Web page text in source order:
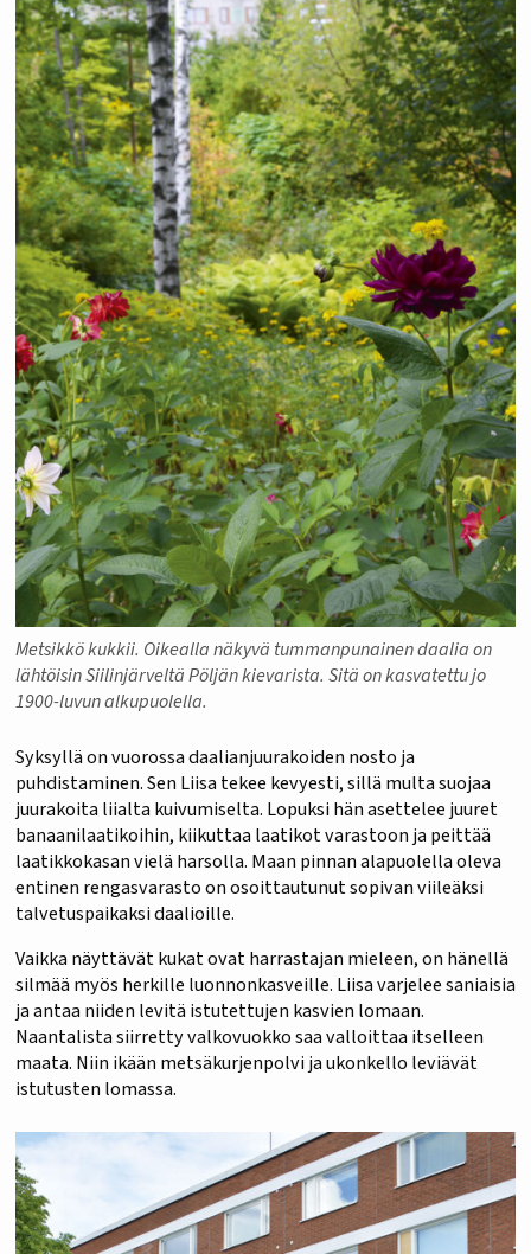
Metsikkö kukkii. Oikealla näkyvä tummanpunainen daalia on
lähtöisin Siilinjärveltä Pöljän kievarista. Sitä on kasvatettu jo
1900-luvun alkupuolella.
Syksyllä on vuorossa daalianjuurakoiden nosto ja
puhdistaminen. Sen Liisa tekee kevyesti, sillä multa suojaa
juurakoita liialta kuivumiselta. Lopuksi hän asettelee juuret
banaanilaatikoihin, kiikuttaa laatikot varastoon ja peittää
laatikkokasan vielä harsolla. Maan pinnan alapuolella oleva
entinen rengasvarasto on osoittautunut sopivan viileäksi
talvetuspaikaksi daalioille.
Vaikka näyttävät kukat ovat harrastajan mieleen, on hänellä
silmää myös herkille luonnonkasveille. Liisa varjelee saniaisia
ja antaa niiden levitä istutettujen kasvien lomaan.
Naantalista siirretty valkovuokko saa valloittaa itselleen
maata. Niin ikään metsäkurjenpolvi ja ukonkello leviävät
istutusten lomassa.